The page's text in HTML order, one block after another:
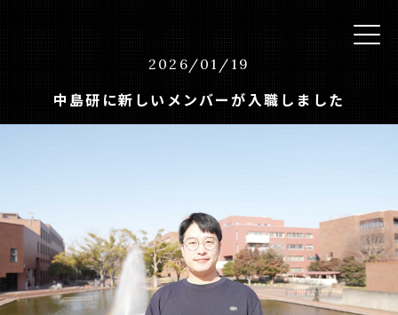
2026/01 /19
中島研に新しいメンバーが入職しました